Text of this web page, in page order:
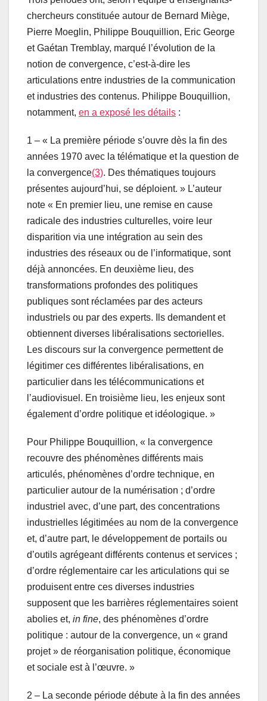
chercheurs constituée autour de Bernard Miège,
Pierre Moeglin, Philippe Bouquillion, Eric George
et Gaétan Tremblay, marqué l’évolution de la
notion de convergence, c’est-à-dire les
articulations entre industries de la communication
et industries des contenus. Philippe Bouquillion,
notamment, en a exposé les détails :
1 – « La première période s’ouvre dès la fin des
années 1970 avec la télématique et la question de
la convergence(3). Des thématiques toujours
présentes aujourd’hui, se déploient. » L’auteur
note « En premier lieu, une remise en cause
radicale des industries culturelles, voire leur
disparition via une intégration au sein des
industries des réseaux ou de l’informatique, sont
déjà annoncées. En deuxième lieu, des
transformations profondes des politiques
publiques sont réclamées par des acteurs
industriels ou par des experts. Ils demandent et
obtiennent diverses libéralisations sectorielles.
Les discours sur la convergence permettent de
légitimer ces différentes libéralisations, en
particulier dans les télécommunications et
l’audiovisuel. En troisième lieu, les enjeux sont
également d’ordre politique et idéologique. »
Pour Philippe Bouquillion, « la convergence
recouvre des phénomènes différents mais
articulés, phénomènes d’ordre technique, en
particulier autour de la numérisation ; d’ordre
industriel avec, d’une part, des concentrations
industrielles légitimées au nom de la convergence
et, d’autre part, le développement de portails ou
d’outils agrégeant différents contenus et services ;
d’ordre réglementaire car les articulations qui se
produisent entre ces diverses industries
supposent que les barrières réglementaires soient
abolies et, in fine, des phénomènes d’ordre
politique : autour de la convergence, un « grand
projet » de réorganisation politique, économique
et sociale est à l’œuvre. »
2 – La seconde période débute à la fin des années